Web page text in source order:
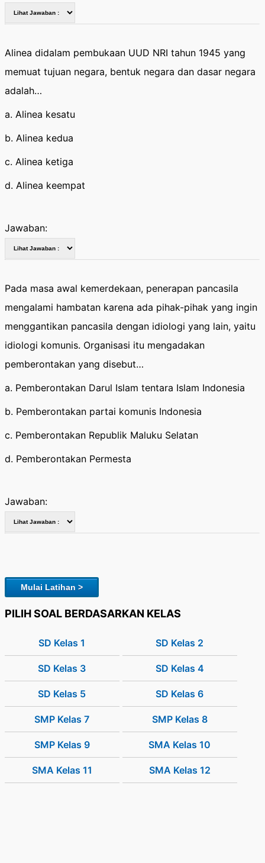
Alinea didalam pembukaan UUD NRI tahun 1945 yang
memuat tujuan negara, bentuk negara dan dasar negara
adalah…
a. Alinea kesatu
b. Alinea kedua
c. Alinea ketiga
d. Alinea keempat
Jawaban:
Pada masa awal kemerdekaan, penerapan pancasila
mengalami hambatan karena ada pihak-pihak yang ingin
menggantikan pancasila dengan idiologi yang lain, yaitu
idiologi komunis. Organisasi itu mengadakan
pemberontakan yang disebut…
a. Pemberontakan Darul Islam tentara Islam Indonesia
b. Pemberontakan partai komunis Indonesia
c. Pemberontakan Republik Maluku Selatan
d. Pemberontakan Permesta
Jawaban:
Mulai Latihan >
PILIH SOAL BERDASARKAN KELAS
SD Kelas 1 SD Kelas 2
SD Kelas 3 SD Kelas 4
SD Kelas 5 SD Kelas 6
SMP Kelas 7 SMP Kelas 8
SMP Kelas 9 SMA Kelas 10
SMA Kelas 11 SMA Kelas 12